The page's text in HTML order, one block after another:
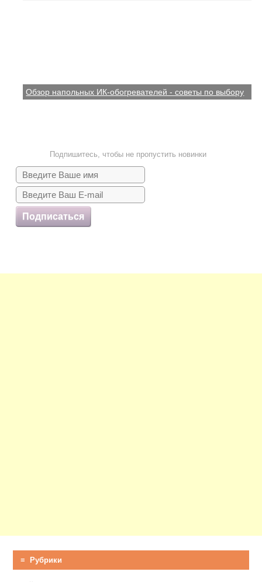
Обзор напольных ИК-обогревателей - советы по выбору
Подпишитесь, чтобы не пропустить новинки
Подписаться
≡ Рубрики